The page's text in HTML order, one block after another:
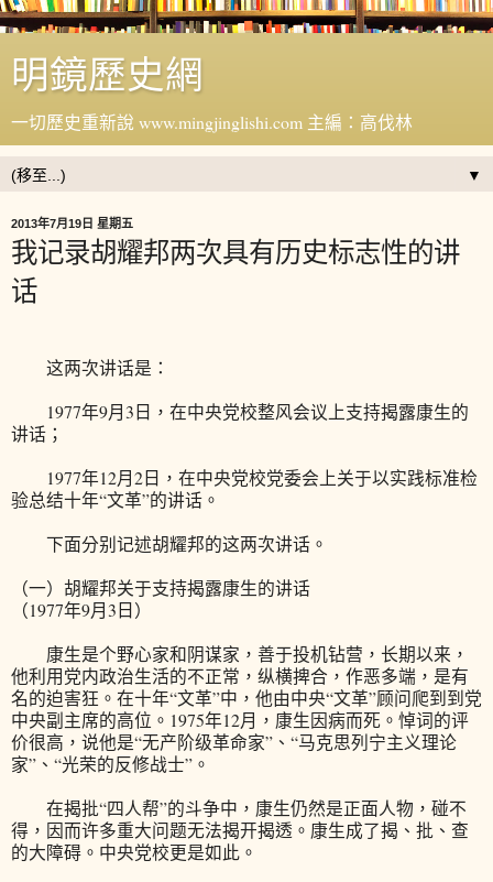
明鏡歷史網
一切歷史重新說 www.mingjinglishi.com 主編：高伐林
▼
2013年7月19日 星期五
我记录胡耀邦两次具有历史标志性的讲
话
这两次讲话是：
1977年9月3日，在中央党校整风会议上支持揭露康生的
讲话；
1977年12月2日，在中央党校党委会上关于以实践标准检
验总结十年“文革”的讲话。
下面分别记述胡耀邦的这两次讲话。
（一）胡耀邦关于支持揭露康生的讲话
（1977年9月3日）
康生是个野心家和阴谋家，善于投机钻营，长期以来，
他利用党内政治生活的不正常，纵横捭合，作恶多端，是有
名的迫害狂。在十年“文革”中，他由中央“文革”顾问爬到到党
中央副主席的高位。1975年12月，康生因病而死。悼词的评
价很高，说他是“无产阶级革命家”、“马克思列宁主义理论
家”、“光荣的反修战士”。
在揭批“四人帮”的斗争中，康生仍然是正面人物，碰不
得，因而许多重大问题无法揭开揭透。康生成了揭、批、查
的大障碍。中央党校更是如此。